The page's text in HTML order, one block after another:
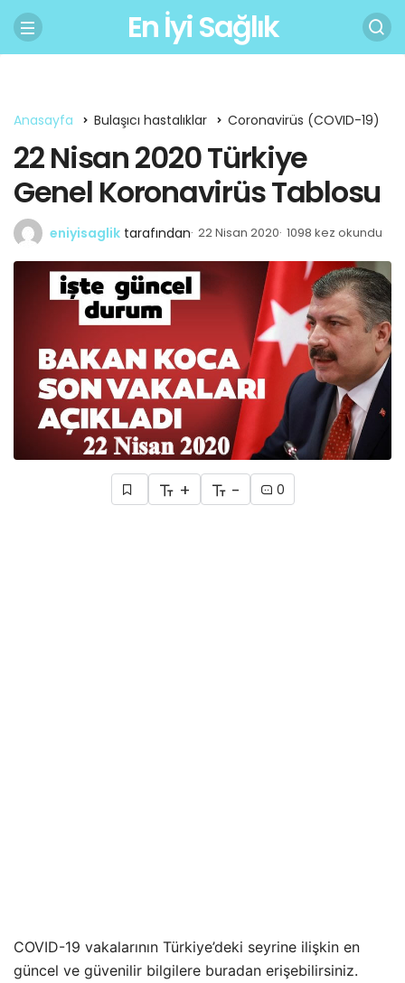
En İyi Sağlık
Anasayfa Bulaşıcı hastalıklar Coronavirüs (COVID-19)
22 Nisan 2020 Türkiye
Genel Koronavirüs Tablosu
eniyisaglik tarafından 22 Nisan 2020 1098 kez okundu
+ - 0
COVID-19 vakalarının Türkiye’deki seyrine ilişkin en
güncel ve güvenilir bilgilere buradan erişebilirsiniz.